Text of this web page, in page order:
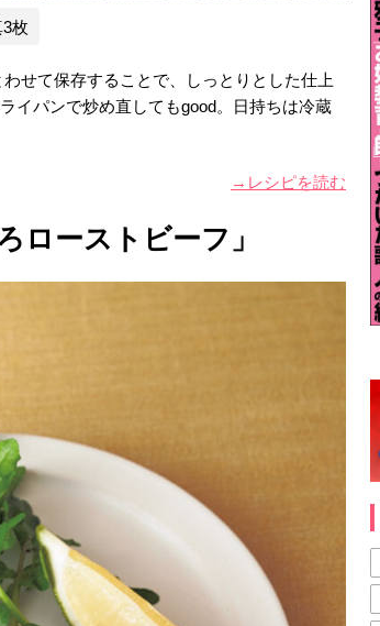
枚
せて保存することで、しっとりとした仕上
イパンで炒め直してもgood。日持ちは冷蔵
→レシピを読む
ローストビーフ」